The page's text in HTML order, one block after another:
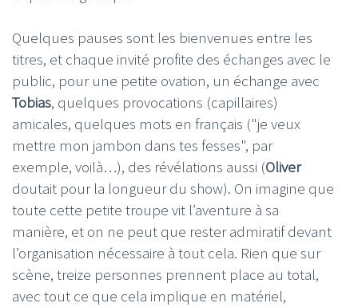
Quelques pauses sont les bienvenues entre les
titres, et chaque invité profite des échanges avec le
public, pour une petite ovation, un échange avec
Tobias, quelques provocations (capillaires)
amicales, quelques mots en français ("je veux
mettre mon jambon dans tes fesses", par
exemple, voilà…), des révélations aussi (Oliver
doutait pour la longueur du show). On imagine que
toute cette petite troupe vit l’aventure à sa
manière, et on ne peut que rester admiratif devant
l’organisation nécessaire à tout cela. Rien que sur
scène, treize personnes prennent place au total,
avec tout ce que cela implique en matériel,